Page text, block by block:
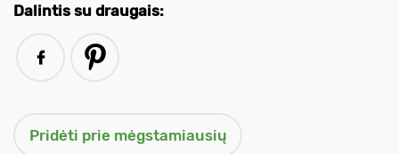
Dalintis su draugais: